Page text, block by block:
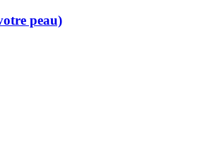
peau)